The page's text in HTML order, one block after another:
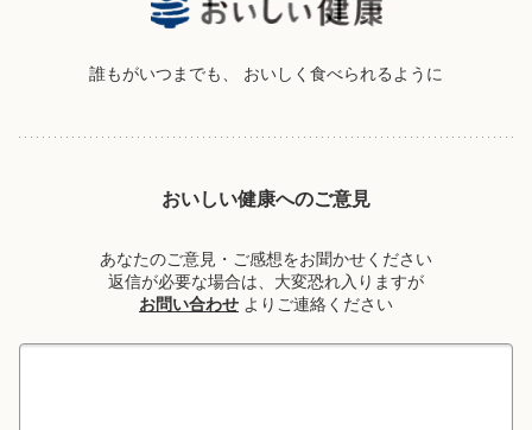
誰もがいつまでも、 おいしく食べられるように
おいしい健康へのご意見
あなたのご意見・ご感想をお聞かせください
返信が必要な場合は、大変恐れ入りますが
お問い合わせ よりご連絡ください